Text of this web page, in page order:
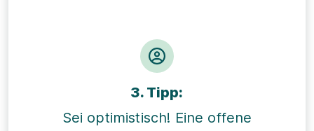
3. Tipp:
Sei optimistisch! Eine offene